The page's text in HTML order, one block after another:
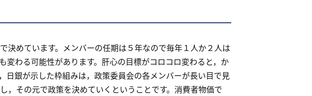
決めています。メンバーの任期は５年なので毎年１人か２人は
変わる可能性があります。肝心の目標がコロコロ変わると，か
日銀が示した枠組みは，政策委員会の各メンバーが長い目で見
，その元で政策を決めていくということです。消費者物価で